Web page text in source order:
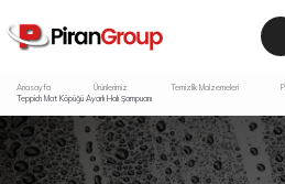
Anasayfa Ürünlerimiz Temizlik Malzemeleri
Teppich Mat Köpüğü Ayarlı Halı Şampuanı